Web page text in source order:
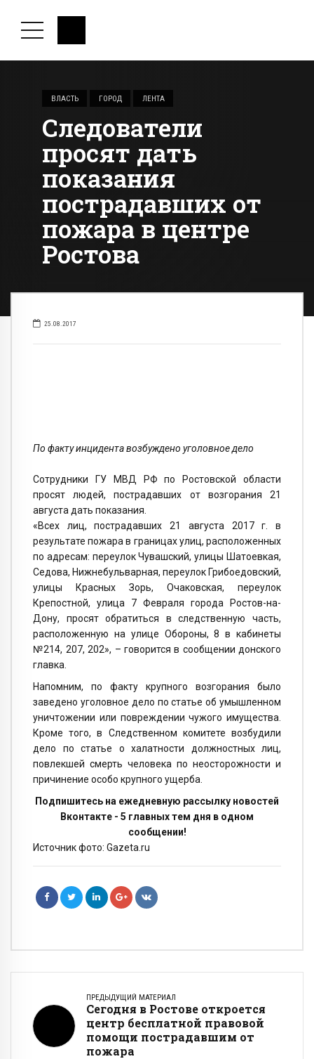
ВЛАСТЬ ГОРОД ЛЕНТА
Следователи
просят дать
показания
пострадавших от
пожара в центре
Ростова
25.08.2017
По факту инцидента возбуждено уголовное дело
Сотрудники ГУ МВД РФ по Ростовской области
просят людей, пострадавших от возгорания 21
августа дать показания.
«Всех лиц, пострадавших 21 августа 2017 г. в
результате пожара в границах улиц, расположенных
по адресам: переулок Чувашский, улицы Шатоевкая,
Седова, Нижнебульварная, переулок Грибоедовский,
улицы Красных Зорь, Очаковская, переулок
Крепостной, улица 7 Февраля города Ростов-на-
Дону, просят обратиться в следственную часть,
расположенную на улице Обороны, 8 в кабинеты
№214, 207, 202», – говорится в сообщении донского
главка.
Напомним, по факту крупного возгорания было
заведено уголовное дело по статье об умышленном
уничтожении или повреждении чужого имущества.
Кроме того, в Следственном комитете возбудили
дело по статье о халатности должностных лиц,
повлекшей смерть человека по неосторожности и
причинение особо крупного ущерба.
Подпишитесь на ежедневную рассылку новостей
Вконтакте - 5 главных тем дня в одном
сообщении!
Источник фото: Gazeta.ru
ПРЕДЫДУЩИЙ МАТЕРИАЛ
Сегодня в Ростове откроется
центр бесплатной правовой
помощи пострадавшим от
пожара